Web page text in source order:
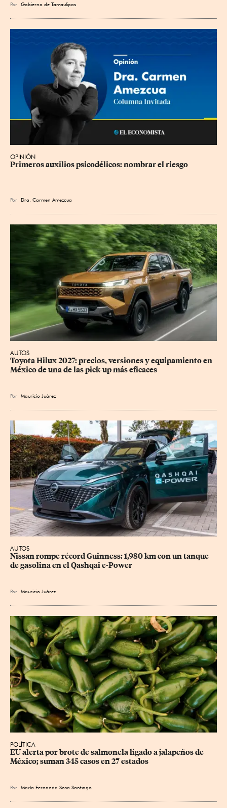
Por Gobierno de Tamaulipas
OPINIÓN
Primeros auxilios psicodélicos: nombrar el riesgo
Por Dra. Carmen Amezcua
AUTOS
Toyota Hilux 2027: precios, versiones y equipamiento en
México de una de las pick-up más eficaces
Por Mauricio Juárez
AUTOS
Nissan rompe récord Guinness: 1,980 km con un tanque
de gasolina en el Qashqai e-Power
Por Mauricio Juárez
POLÍTICA
EU alerta por brote de salmonela ligado a jalapeños de
México; suman 345 casos en 27 estados
Por María Fernanda Sosa Santiago